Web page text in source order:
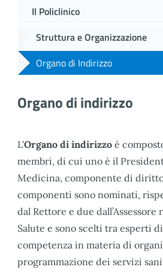
Il Policlinico
Struttura e Organizzazione
Organo di Indirizzo
Organo di indirizzo
L'Organo di indirizzo è
membri, di cui uno è il
Medicina, componente di
componenti sono nominati,
dal Rettore e due dall’Assessore
Salute e sono scelti tra esperti
competenza in materia di
programmazione dei servizi